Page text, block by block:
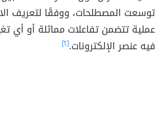
توسعت المصطلحات، ووفقًا لتعريف
عملية تتضمن تفاعلات مماثلة أو أي
فيه عنصر الإلكترونات.[٢]